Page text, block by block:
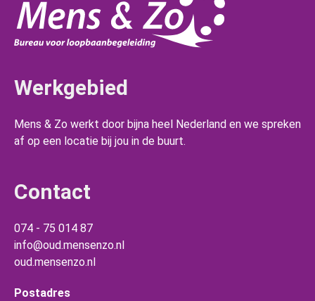
Werkgebied
Mens & Zo werkt door bijna heel Nederland en we spreken
af op een locatie bij jou in de buurt.
Contact
074 - 75 014 87
info@oud.mensenzo.nl
oud.mensenzo.nl
Postadres